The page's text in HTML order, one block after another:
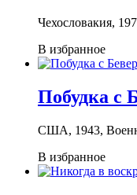
Чехословакия,
В избранное
Побудка с
США, 1943,
В избранное